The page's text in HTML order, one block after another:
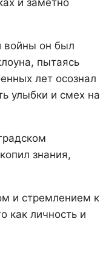
войны он был
пытаясь
лет осознал
улыбки и смех на
знания,
и стремлением к
как личность и